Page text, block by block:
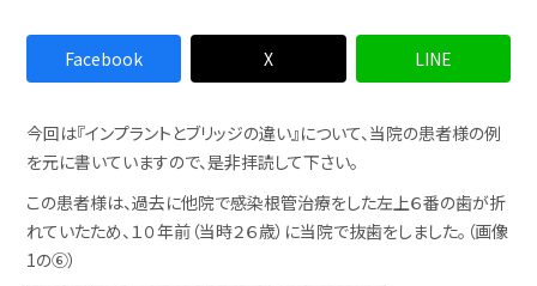
Facebook X LINE
今回は『インプラントとブリッジの違い』について、当院の患者様の例
を元に書いていますので、是非拝読して下さい。
この患者様は、過去に他院で感染根管治療をした左上６番の歯が折
れていたため、１０年前（当時２６歳）に当院で抜歯をしました。（画像
1の⑥）